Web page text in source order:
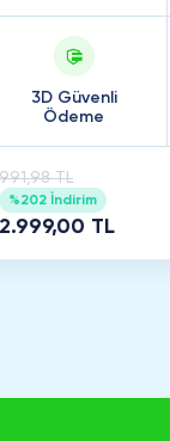
3D Güvenli
Ödeme
991,98 TL
%202 İndirim
2.999,00 TL